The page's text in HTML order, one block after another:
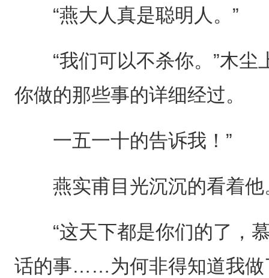
“燕大人真是聪明人。”
“我们可以不杀你。”木尘
你做的那些事的详细经过。
一五一十的告诉我！”
燕实甫目光沉沉的看着他
“这天下都是你们的了，慕
话的事……为何非得知道我做